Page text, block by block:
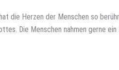
die Herzen der Menschen so
Die Menschen nahmen gerne